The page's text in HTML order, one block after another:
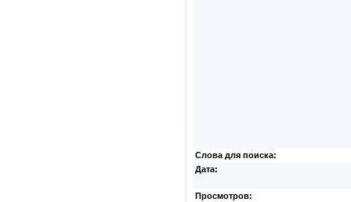
Слова для поиска:
Дата:
Просмотров: